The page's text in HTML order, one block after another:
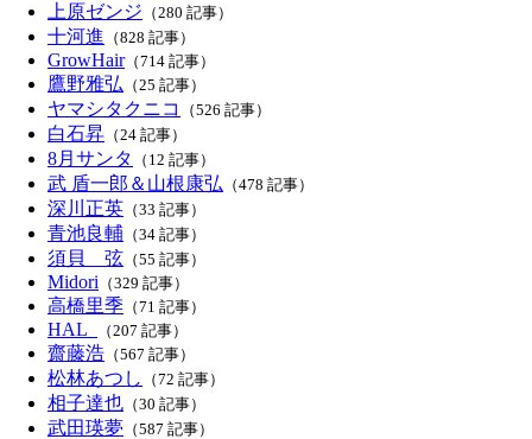
上原ゼンジ （280 記事）
十河進 （828 記事）
GrowHair（714 記事）
鷹野雅弘 （25 記事）
ヤマシタクニコ （526 記事）
白石昇 （24 記事）
8月サンタ （12 記事）
武 盾一郎＆山根康弘 （478 記事）
深川正英 （33 記事）
青池良輔 （34 記事）
須貝 弦 （55 記事）
Midori （329 記事）
高橋里季 （71 記事）
HAL_ （207 記事）
齋藤浩 （567 記事）
松林あつし （72 記事）
相子達也 （30 記事）
武田瑛夢 （587 記事）